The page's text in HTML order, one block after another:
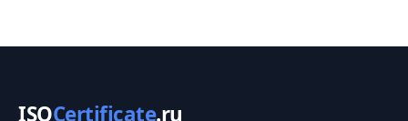
ISOCertificate.ru